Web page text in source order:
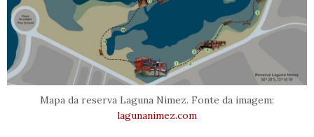
Mapa da reserva Laguna Nimez. Fonte da imagem:
lagunanimez.com